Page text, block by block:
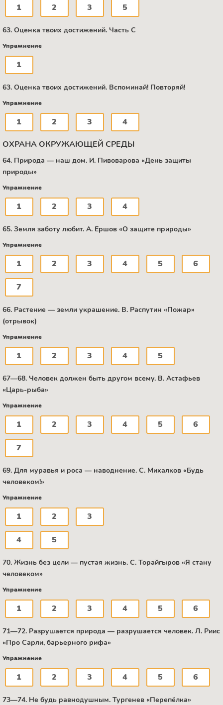
1 2 3 5
63. Оценка твоих достижений. Часть С
Упражнение
1
63. Оценка твоих достижений. Вспоминай! Повторяй!
Упражнение
1 2 3 4
ОХРАНА ОКРУЖАЮЩЕЙ СРЕДЫ
64. Природа — наш дом. И. Пивоварова «День защиты
природы»
Упражнение
1 2 3 4
65. Земля заботу любит. A. Ершов «О защите природы»
Упражнение
1 2 3 4 5 6
7
66. Растение — земли украшение. B. Распутин «Пожар»
(отрывок)
Упражнение
1 2 3 4 5
67—68. Человек должен быть другом всему. B. Астафьев
«Царь-рыба»
Упражнение
1 2 3 4 5 6
7
69. Для муравья и роса — наводнение. C. Михалков «Будь
человеком!»
Упражнение
1 2 3
4 5
70. Жизнь без цели — пустая жизнь. С. Торайгыров «Я стану
человеком»
Упражнение
1 2 3 4 5 6
71—72. Разрушается природа — разрушается человек. Л. Риис
«Про Сарли, барьерного рифа»
Упражнение
1 2 3 4 5 6
73—74. Не будь равнодушным. Тургенев «Перепёлка»